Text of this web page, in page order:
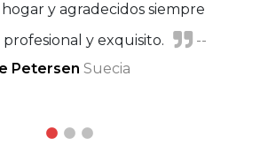
y agradecidos siempre
y exquisito.
--
Petersen Suecia
Adánez y Javier Moreno